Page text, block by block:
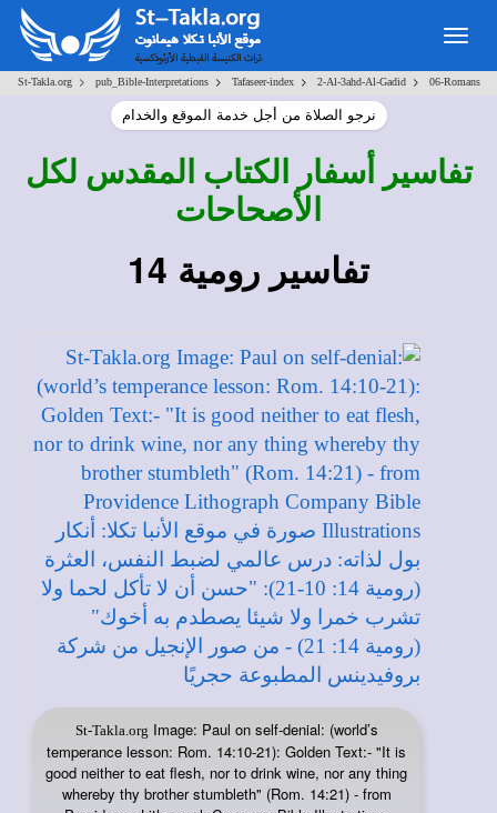
St-Takla.org> pub_Bible-Interpretations> Tafaseer-index> 2-Al-3ahd-Al-Gadid> 06-Romans
نرجو الصلاة من أجل خدمة الموقع والخدام
تفاسير أسفار الكتاب المقدس لكل
الأصحاحات
تفاسير رومية 14
St-Takla.org Image: Paul on self-denial: (world’s
temperance lesson: Rom. 14:10-21): Golden Text:- "It is
good neither to eat flesh, nor to drink wine, nor any thing
whereby thy brother stumbleth" (Rom. 14:21) - from